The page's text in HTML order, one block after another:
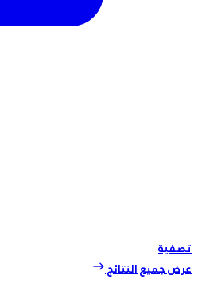
تصفية
عرض جميع النتائجeast